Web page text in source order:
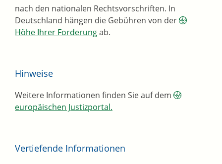
nach den nationalen Rechtsvorschriften. In
Deutschland hängen die Gebühren von der
Höhe Ihrer Forderungab.
Hinweise
Weitere Informationen finden Sie auf dem
europäischen Justizportal.
Vertiefende Informationen